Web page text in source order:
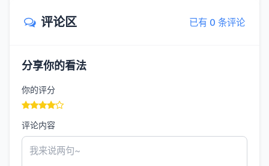
评论区 已有 0 条评论
分享你的看法
你的评分
评论内容